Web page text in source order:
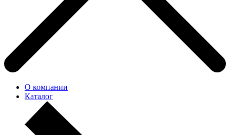
О компании
Каталог